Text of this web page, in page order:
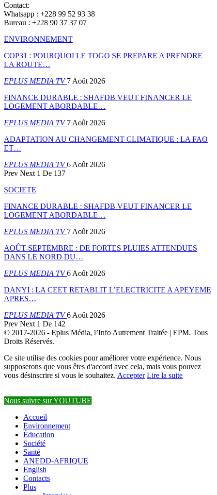
Contact:
Whatsapp : +228 99 52 93 38
Bureau : +228 90 37 37 07
ENVIRONNEMENT
COP31 : POURQUOI LE TOGO SE PREPARE A PRENDRE
LA ROUTE…
EPLUS MEDIA TV7 Août 2026
FINANCE DURABLE : SHAFDB VEUT FINANCER LE
LOGEMENT ABORDABLE…
EPLUS MEDIA TV7 Août 2026
ADAPTATION AU CHANGEMENT CLIMATIQUE : LA FAO
ET…
EPLUS MEDIA TV6 Août 2026
Prev Next 1 De 137
SOCIETE
FINANCE DURABLE : SHAFDB VEUT FINANCER LE
LOGEMENT ABORDABLE…
EPLUS MEDIA TV7 Août 2026
AOÛT-SEPTEMBRE : DE FORTES PLUIES ATTENDUES
DANS LE NORD DU…
EPLUS MEDIA TV6 Août 2026
DANYI : LA CEET RETABLIT L’ELECTRICITE A APEYEME
APRES…
EPLUS MEDIA TV6 Août 2026
Prev Next 1 De 142
© 2017-2026 - Eplus Média, l’Info Autrement Traitée | EPM. Tous
Droits Réservés.
Ce site utilise des cookies pour améliorer votre expérience. Nous
supposerons que vous êtes d'accord avec cela, mais vous pouvez
vous désinscrire si vous le souhaitez. Accepter Lire la suite
Nous suivre sur YOUTUBE
Accueil
Environnement
Éducation
Société
Santé
ANEDD-AFRIQUE
English
Contacts
Plus